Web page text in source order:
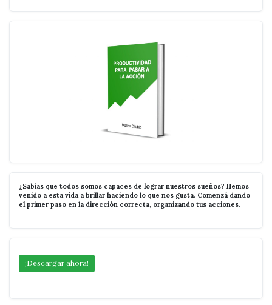
¿Sabías que todos somos capaces de lograr nuestros sueños? Hemos
venido a esta vida a brillar haciendo lo que nos gusta. Comenzá dando
el primer paso en la dirección correcta, organizando tus acciones.
¡Descargar ahora!